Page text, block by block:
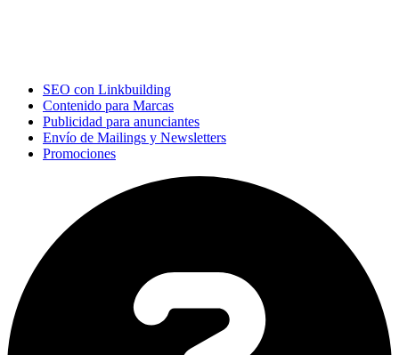
SEO con Linkbuilding
Contenido para Marcas
Publicidad para anunciantes
Envío de Mailings y Newsletters
Promociones